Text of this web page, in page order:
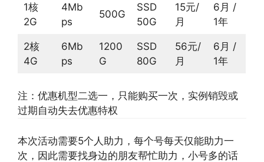
1核
2G
4Mb
ps
500G
SSD
50G
15元/
月
6月 /
1年
2核
4G
6Mb
ps
1200
G
SSD
80G
56元/
月
6月 /
1年
注：优惠机型二选一，只能购买一次，实例销毁或
过期自动失去优惠特权
本次活动需要5个人助力，每个号每天仅能助力一
次，因此需要找身边的朋友帮忙助力，小号多的话